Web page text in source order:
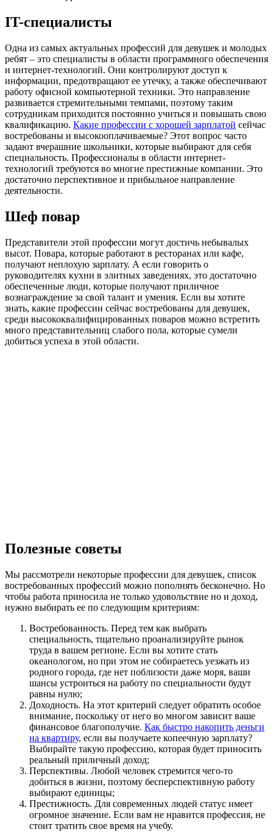
IT-специалисты
Одна из самых актуальных профессий для девушек и молодых
ребят – это специалисты в области программного обеспечения
и интернет-технологий. Они контролируют доступ к
информации, предотвращают ее утечку, а также обеспечивают
работу офисной компьютерной техники. Это направление
развивается стремительными темпами, поэтому таким
сотрудникам приходится постоянно учиться и повышать свою
квалификацию. Какие профессии с хорошей зарплатой сейчас
востребованы и высокооплачиваемые? Этот вопрос часто
задают вчерашние школьники, которые выбирают для себя
специальность. Профессионалы в области интернет-
технологий требуются во многие престижные компании. Это
достаточно перспективное и прибыльное направление
деятельности.
Шеф повар
Представители этой профессии могут достичь небывалых
высот. Повара, которые работают в ресторанах или кафе,
получают неплохую зарплату. А если говорить о
руководителях кухни в элитных заведениях, это достаточно
обеспеченные люди, которые получают приличное
вознаграждение за свой талант и умения. Если вы хотите
знать, какие профессии сейчас востребованы для девушек,
среди высококвалифицированных поваров можно встретить
много представительниц слабого пола, которые сумели
добиться успеха в этой области.
Полезные советы
Мы рассмотрели некоторые профессии для девушек, список
востребованных профессий можно пополнять бесконечно. Но
чтобы работа приносила не только удовольствие но и доход,
нужно выбирать ее по следующим критериям:
Востребованность. Перед тем как выбрать
специальность, тщательно проанализируйте рынок
труда в вашем регионе. Если вы хотите стать
океанологом, но при этом не собираетесь уезжать из
родного города, где нет поблизости даже моря, ваши
шансы устроиться на работу по специальности будут
равны нулю;
Доходность. На этот критерий следует обратить особое
внимание, поскольку от него во многом зависит ваше
финансовое благополучие. Как быстро накопить деньги
на квартиру, если вы получаете копеечную зарплату?
Выбирайте такую профессию, которая будет приносить
реальный приличный доход;
Перспективы. Любой человек стремится чего-то
добиться в жизни, поэтому бесперспективную работу
выбирают единицы;
Престижность. Для современных людей статус имеет
огромное значение. Если вам не нравится профессия, не
стоит тратить свое время на учебу.